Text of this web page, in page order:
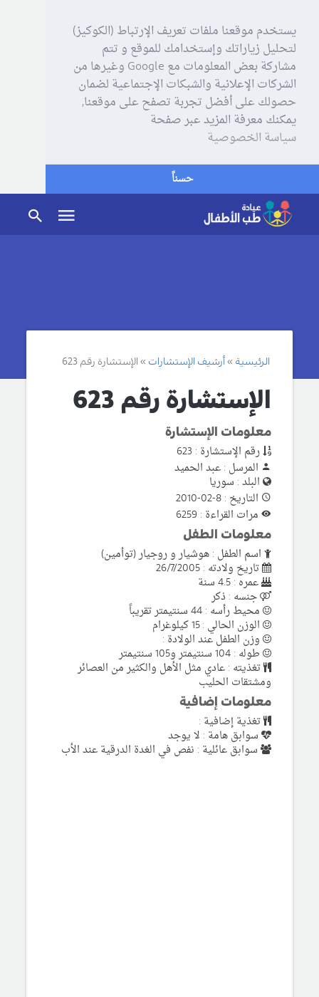
يستخدم موقعنا ملفات تعريف الإرتباط (الكوكيز)
لتحليل زياراتك وإستخدامك للموقع و تتم
مشاركة بعض المعلومات مع Google وغيرها من
الشركات الإعلانية والشبكات الإجتماعية لضمان
حصولك على أفضل تجربة تصفح على موقعنا,
يمكنك معرفة المزيد عبر صفحة
سياسة الخصوصية
حسناً
الرئيسية أرشيف الإستشارات الإستشارة رقم 623
الإستشارة رقم 623
معلومات الإستشارة
رقم الإستشارة : 623
المرسل : عبد الحميد
البلد : سوريا
التاريخ : 8-02-2010
مرات القراءة : 6259
معلومات الطفل
اسم الطفل : هوشيار و روجيار (توأمين)
تاريخ ولادته : 26/7/2005
عمره : 4.5 سنة
جنسه : ذكر
محيط رأسه : 44 سنتيمتر تقريباً
الوزن الحالي : 15 كيلوغرام
وزن الطفل عند الولادة :
طوله : 104 سنتيمتر و105 سنتيمتر
تغذيته : عادي مثل الأهل والكثير من العصائر
ومشتقات الحليب
معلومات إضافية
تغذية إضافية :
سوابق هامة : لا يوجد
سوابق عائلية : نفص في الغدة الدرقية عند الأب